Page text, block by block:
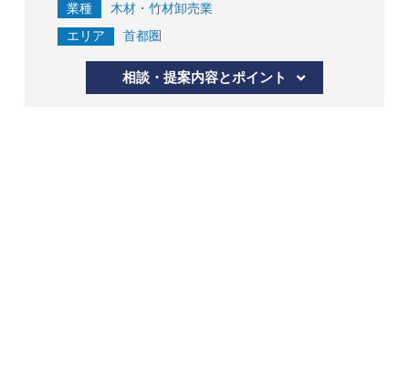
業種
木材・竹材卸売業
エリア
首都圏
相談・提案内容とポイント